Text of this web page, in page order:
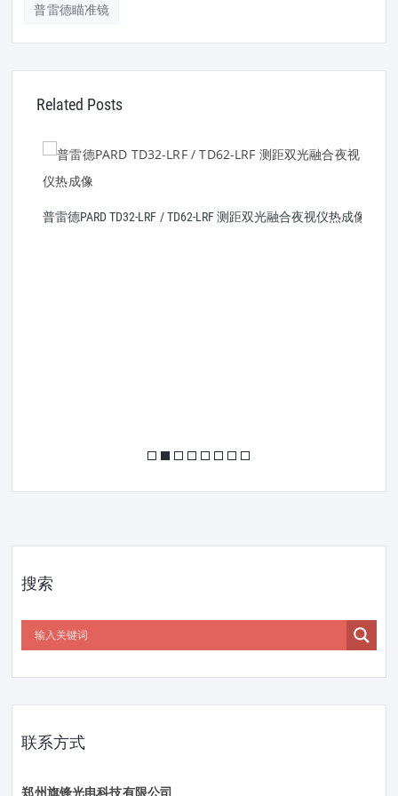
普雷德瞄准镜
Related Posts
普雷德PARD TD32-LRF / TD62-LRF 测距双光融合夜视仪热成像
搜索
联系方式
郑州旗锋光电科技有限公司